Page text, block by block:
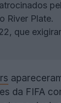
River Plate.
que
da FIFA